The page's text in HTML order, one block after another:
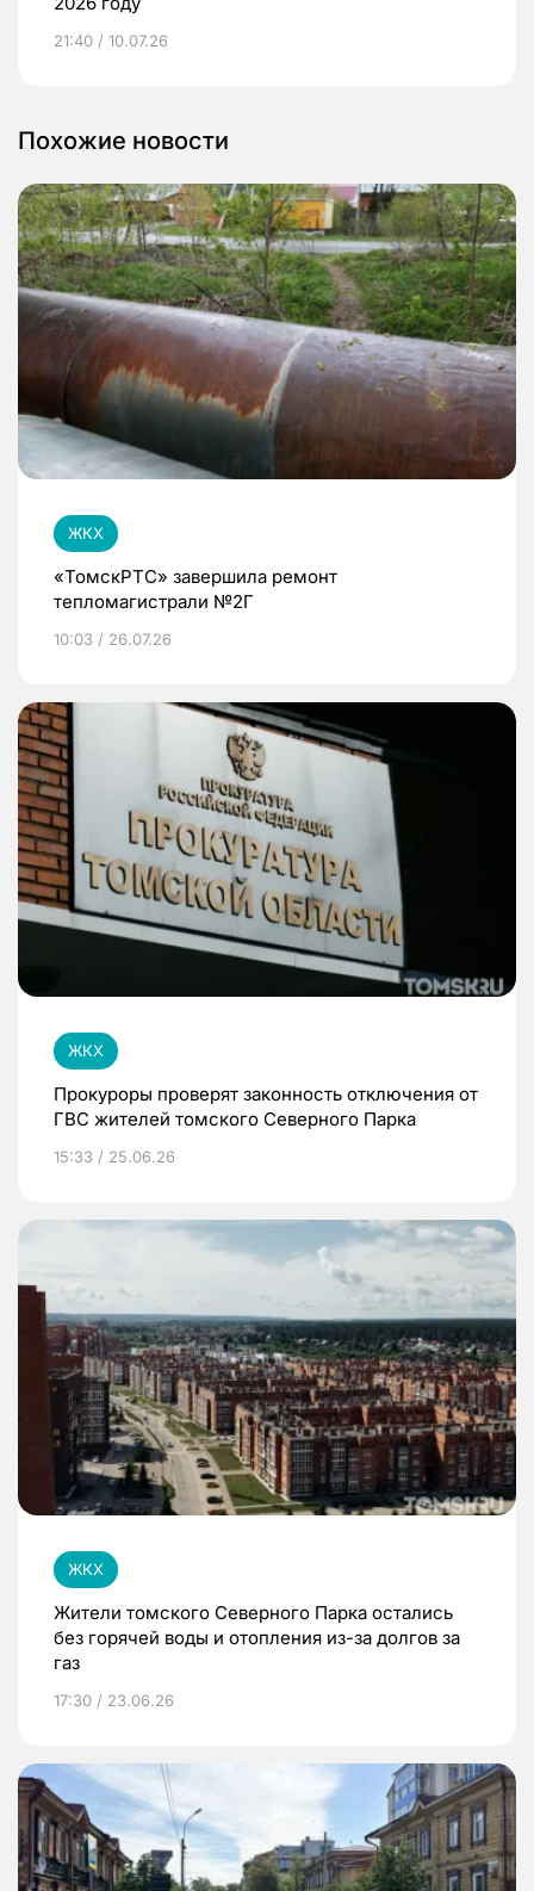
21:40 / 10.07.26
Похожие новости
ЖКХ
«ТомскРТС» завершила ремонт
тепломагистрали №2Г
10:03 / 26.07.26
ЖКХ
Прокуроры проверят законность отключения от
ГВС жителей томского Северного Парка
15:33 / 25.06.26
ЖКХ
Жители томского Северного Парка остались
без горячей воды и отопления из-за долгов за
газ
17:30 / 23.06.26